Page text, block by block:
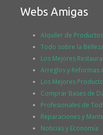
Webs Amigas
Alquiler de
Todo sobre la Belleza
Los Mejores
Arreglos y Reformas
Los Mejores
Comprar Bases de
Profesionales de
Reparaciones y
Noticias y Economía